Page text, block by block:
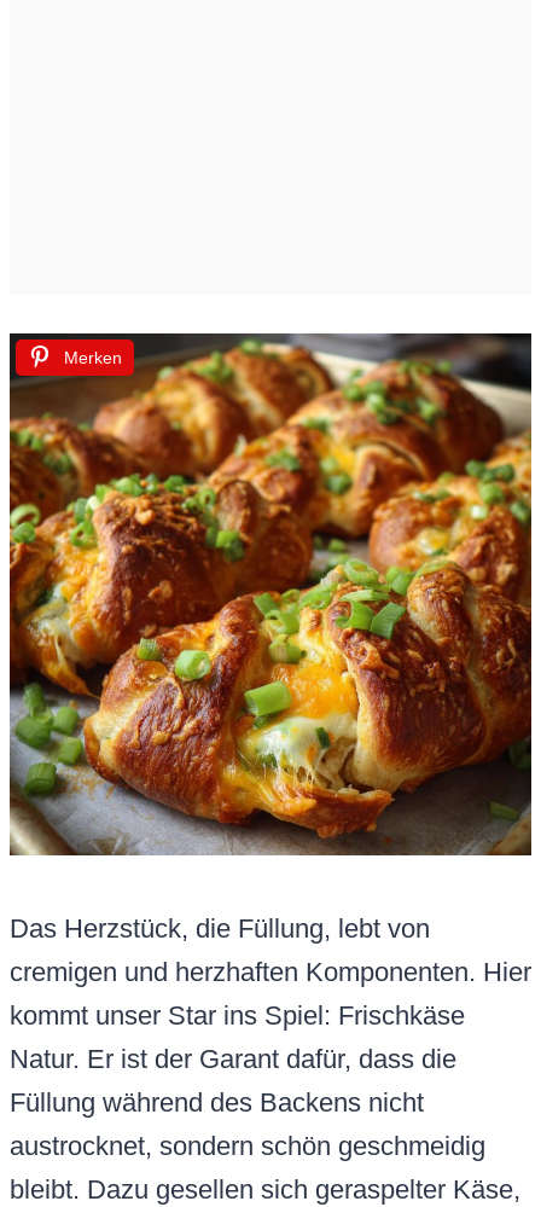
Merken
Das Herzstück, die Füllung, lebt von
cremigen und herzhaften Komponenten. Hier
kommt unser Star ins Spiel: Frischkäse
Natur. Er ist der Garant dafür, dass die
Füllung während des Backens nicht
austrocknet, sondern schön geschmeidig
bleibt. Dazu gesellen sich geraspelter Käse,